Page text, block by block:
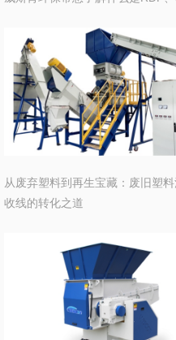
从废弃塑料到再生宝藏：废旧塑料
收线的转化之道